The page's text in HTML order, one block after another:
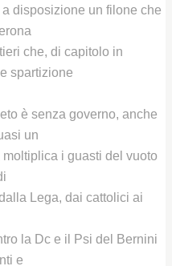
disposizione un filone che
che, di capitolo in
spartizione
è senza governo, anche
un
i guasti del vuoto
Lega, dai cattolici ai
la Dc e il Psi del Bernini
e